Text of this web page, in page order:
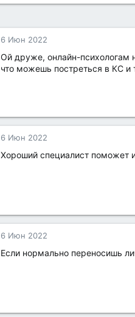
6 Июн 2022
Ой друже, онлайн-психологам
что можешь постреться в КС и
6 Июн 2022
Хороший специалист поможет
6 Июн 2022
Если нормально переносишь